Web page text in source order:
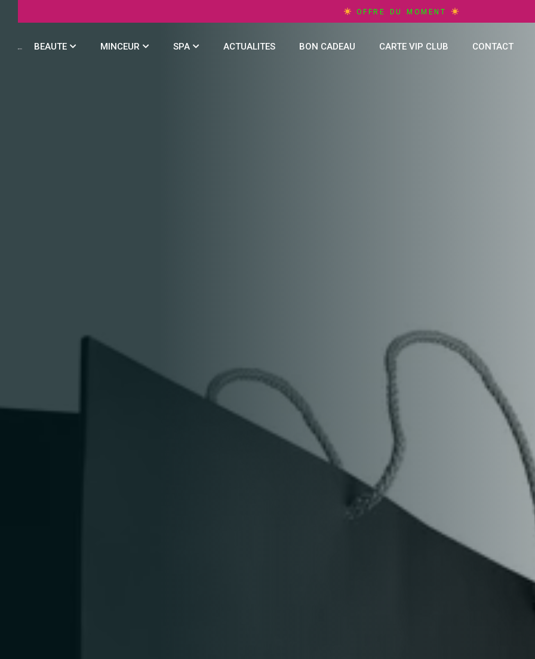
OFFRE DU MOMENT
BEAUTE MINCEUR SPA ACTUALITES BON CADEAU CARTE VIP CLUB CONTACT